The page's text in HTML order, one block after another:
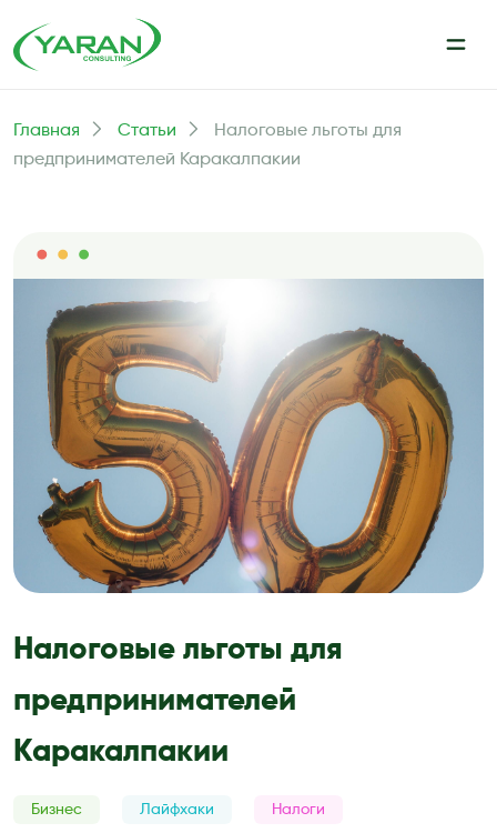
Главная Статьи
Налоговые льготы для
предпринимателей Каракалпакии
Налоговые льготы для
предпринимателей
Каракалпакии
Бизнес Лайфхаки Налоги